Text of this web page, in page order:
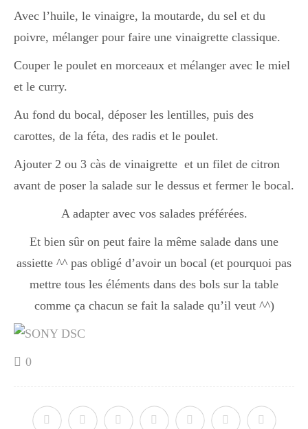
Avec l’huile, le vinaigre, la moutarde, du sel et du
poivre, mélanger pour faire une vinaigrette classique.
Couper le poulet en morceaux et mélanger avec le miel
et le curry.
Au fond du bocal, déposer les lentilles, puis des
carottes, de la féta, des radis et le poulet.
Ajouter 2 ou 3 càs de vinaigrette et un filet de citron
avant de poser la salade sur le dessus et fermer le bocal.
A adapter avec vos salades préférées.
Et bien sûr on peut faire la même salade dans une
assiette ^^ pas obligé d’avoir un bocal (et pourquoi pas
mettre tous les éléments dans des bols sur la table
comme ça chacun se fait la salade qu’il veut ^^)
0